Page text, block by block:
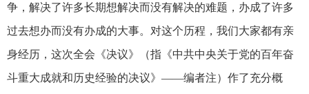
争，解决了许多长期想解决而没有解决的难题，办成了许多
过去想办而没有办成的大事。对这个历程，我们大家都有亲
身经历，这次全会《决议》（指《中共中央关于党的百年奋
斗重大成就和历史经验的决议》——编者注）作了充分概